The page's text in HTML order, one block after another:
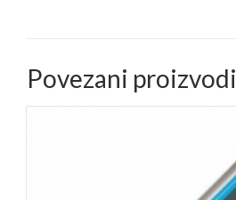
Povezani proizvodi